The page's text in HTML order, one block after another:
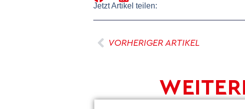
Jetzt Artikel teilen:
VORHERIGER ARTIKEL